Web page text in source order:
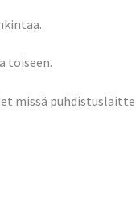
toiseen.
missä